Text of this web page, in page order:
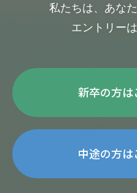
私たちは、あな
エントリー
新卒の方は
中途の方は